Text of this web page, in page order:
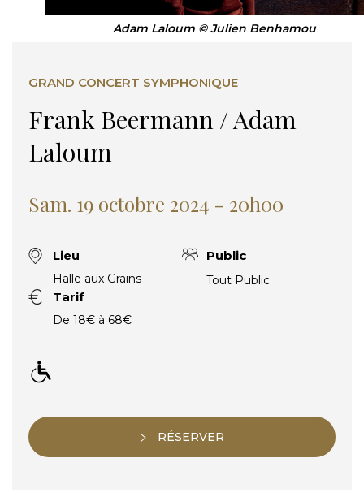
Adam Laloum © Julien Benhamou
Frank Beermann / Adam
Laloum
GRAND CONCERT SYMPHONIQUE
Sam. 19 octobre 2024 - 20h00
Lieu
Halle aux Grains
Public
Tout Public
Tarif
De 18€ à 68€
RÉSERVER